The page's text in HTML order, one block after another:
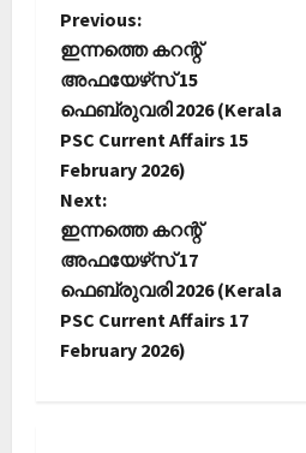
P
o
s
t
n
a
v
Previous:
ഇന്നത്തെ കറന്റ്
അഫയേഴ്‌സ് 15
ഫെബ്രുവരി 2026 (Kerala
PSC Current Affairs 15
February 2026)
Next:
ഇന്നത്തെ കറന്റ്
അഫയേഴ്‌സ് 17
ഫെബ്രുവരി 2026 (Kerala
PSC Current Affairs 17
February 2026)